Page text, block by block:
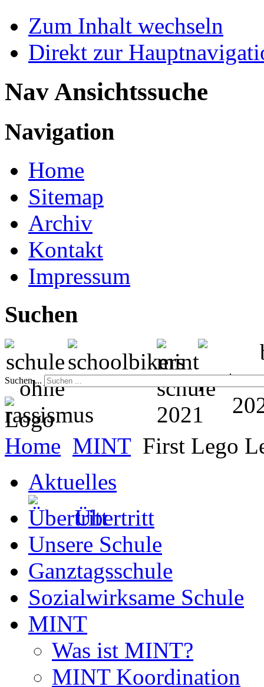
Zum Inhalt wechseln
Direkt zur
Nav Ansichtssuche
Navigation
Home
Sitemap
Archiv
Kontakt
Impressum
Suchen
Suchen ...
Home MINT First Lego
Aktuelles
Übertritt
Unsere Schule
Ganztagsschule
Sozialwirksame Schule
MINT
Was ist MINT?
MINT Koordination